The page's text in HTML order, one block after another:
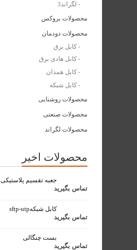
لگراند3
محصولات بروکس
محصولات دودمان
کابل برق
کابل هادی برق
کابل همدان
کابل شبکه
محصولات روشنایی
محصولات صنعتی
محصولات لگراند
محصولات اخیر
جعبه تقسیم پلاستیکی
تماس بگیرید
کابل شبکهsftp-utp
تماس بگیرید
بست چنگالی
تماس بگیرید